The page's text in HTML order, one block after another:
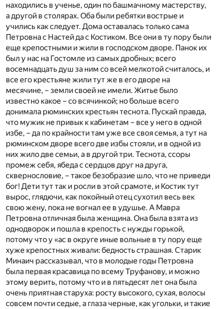
находились в ученье, один по башмачному мастерству,
а другой в столярах. Оба были ребятки вострые и
учились как следует. Дома оставалась только сама
Петровна с Настей да с Костиком. Все они в ту пору были
еще крепостными и жили в господском дворе. Панок их
был у нас на Гостомле из самых дробных; всего
восемнадцать душ за ним со всей мелкотой считалось, и
все его крестьяне жили тут же в его дворе на
месячине, – земли своей не имели. Житье было
известно какое – со всячинкой; но больше всего
донимала рюминских крестьян теснота. Пускай правда,
что мужик не привык к кабинетам – все у него в одной
избе, – да по крайности там уже все своя семья, а тут на
рюминском дворе всего две избы стояли, и в одной из
них жило две семьи, а в другой три. Теснота, ссоры
промеж себя, ябеда с сердцов друг на друга,
сквернословие, – такое безобразие шло, что не приведи
бог! Дети тут так и росли в этой срамоте, и Костик тут
вырос, глядючи, как покойный отец сухотил весь век
свою жену, пока не вогнал ее в удушье. А Мавра
Петровна отличная была женщина. Она была взята из
однодворок и пошла в крепость с нужды горькой,
потому что у «ас в округе иные вольные в ту пору еще
хуже крепостных живали: бедность страшная. Старик
Минаич рассказывал, что в молодые годы Петровна
была первая красавица по всему Труфанову, и можно
этому верить, потому что и в пятьдесят лет она была
очень приятная старуха: росту высокого, сухая, волосы
совсем почти седые, а глаза черные, как угольки, и такие